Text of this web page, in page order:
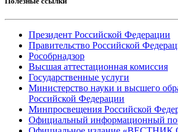
Президент Российской Федерации
Правительство Российской
Рособрнадзор
Высшая аттестационная комиссия
Государственные услуги
Министерство науки и высшего
Российской Федерации
Минпросвещения Российской
Официальный информационный